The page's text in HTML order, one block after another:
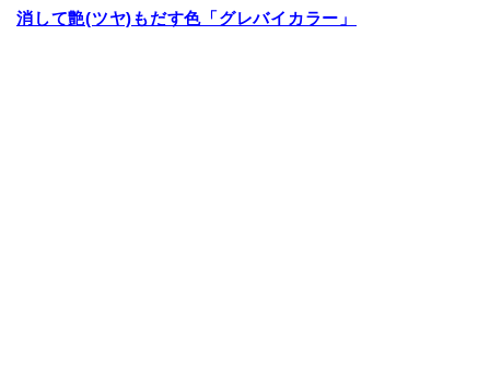
消して艶(ツヤ)もだす色「グレバイカラー」